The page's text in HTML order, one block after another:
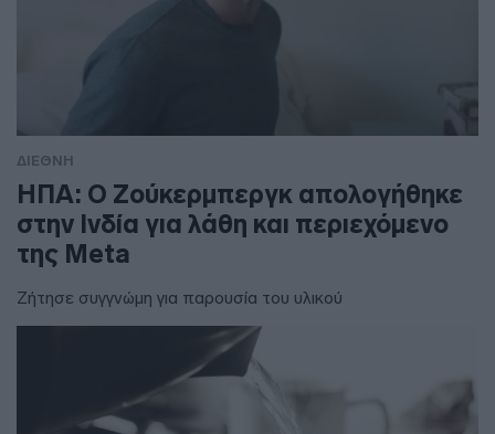
ΔΙΕΘΝΗ
ΗΠΑ: Ο Ζούκερμπεργκ απολογήθηκε
στην Ινδία για λάθη και περιεχόμενο
της Meta
Ζήτησε συγγνώμη για παρουσία του υλικού